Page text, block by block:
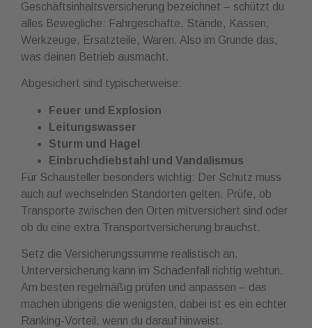
Geschäftsinhaltsversicherung bezeichnet – schützt du
alles Bewegliche: Fahrgeschäfte, Stände, Kassen,
Werkzeuge, Ersatzteile, Waren. Also im Grunde das,
was deinen Betrieb ausmacht.
Abgesichert sind typischerweise:
Feuer und Explosion
Leitungswasser
Sturm und Hagel
Einbruchdiebstahl und Vandalismus
Für Schausteller besonders wichtig: Der Schutz muss
auch auf wechselnden Standorten gelten. Prüfe, ob
Transporte zwischen den Orten mitversichert sind oder
ob du eine extra Transportversicherung brauchst.
Setz die Versicherungssumme realistisch an.
Unterversicherung kann im Schadenfall richtig wehtun.
Am besten regelmäßig prüfen und anpassen – das
machen übrigens die wenigsten, dabei ist es ein echter
Ranking-Vorteil, wenn du darauf hinweist.